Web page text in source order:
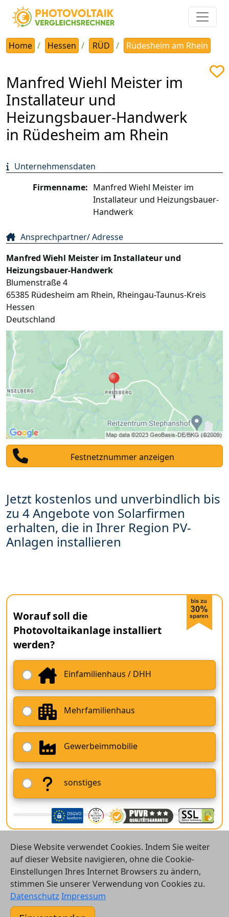
Home Hessen RÜD Rüdesheim am Rhein
Manfred Wiehl Meister im
Installateur und
Heizungsbauer-Handwerk
in Rüdesheim am Rhein
Unternehmensdaten
Firmenname: Manfred Wiehl Meister im
Installateur und Heizungsbauer-
Handwerk
Ansprechpartner/ Adresse
Manfred Wiehl Meister im Installateur und
Heizungsbauer-Handwerk
Blumenstraße 4
65385 Rüdesheim am Rhein, Rheingau-Taunus-Kreis
Hessen
Deutschland
Festnetznummer anzeigen
Jetzt kostenlos und unverbindlich bis
zu 4 Angebote von Solarfirmen
erhalten, die in Ihrer Region PV-
Anlagen installieren
Worauf soll die
Photovoltaikanlage installiert
werden?
Einfamilienhaus / DHH
Mehrfamilienhaus
Gewerbeimmobilie
sonstiges
© 2026 Vergleichsrechner24 GmbH
Kontakt
Diese Website verwendet Cookies. Indem Sie weiter
auf dieser Website navigieren, ohne die Cookie-
Einstellungen Ihres Internet Browsers zu ändern,
stimmen Sie unserer Verwendung von Cookies zu.
Datenschutz Impressum